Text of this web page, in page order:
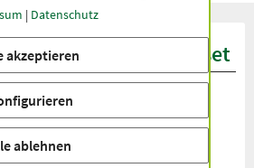
Honig-Probierset
| Datenschutz
akzeptieren
ablehnen